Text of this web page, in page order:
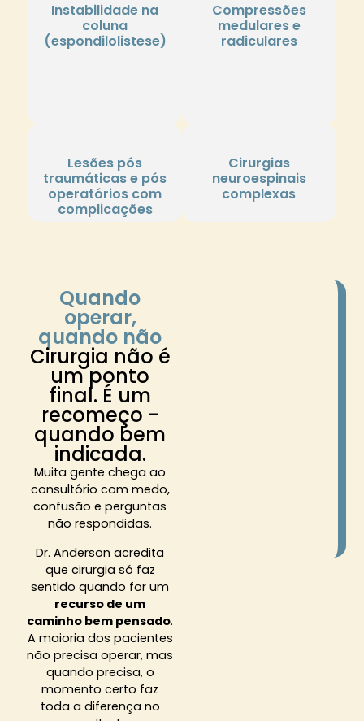
Instabilidade na
coluna
(espondilolistese)
Compressões
medulares e
radiculares
Lesões pós
traumáticas e pós
operatórios com
complicações
Cirurgias
neuroespinais
complexas
Quando
operar,
quando não
Cirurgia não é
um ponto
final. É um
recomeço -
quando bem
indicada.
Muita gente chega ao
consultório com medo,
confusão e perguntas
não respondidas.
Dr. Anderson acredita
que cirurgia só faz
sentido quando for um
recurso de um
caminho bem pensado.
A maioria dos pacientes
não precisa operar, mas
quando precisa, o
momento certo faz
toda a diferença no